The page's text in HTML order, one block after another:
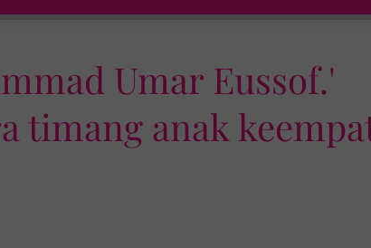
Umar Eussof.'
timang anak